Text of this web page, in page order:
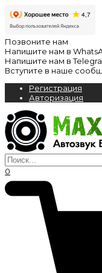
Позвоните нам
Напишите нам в
Напишите нам в
Вступите в наше
Регистрация
Авторизация
0